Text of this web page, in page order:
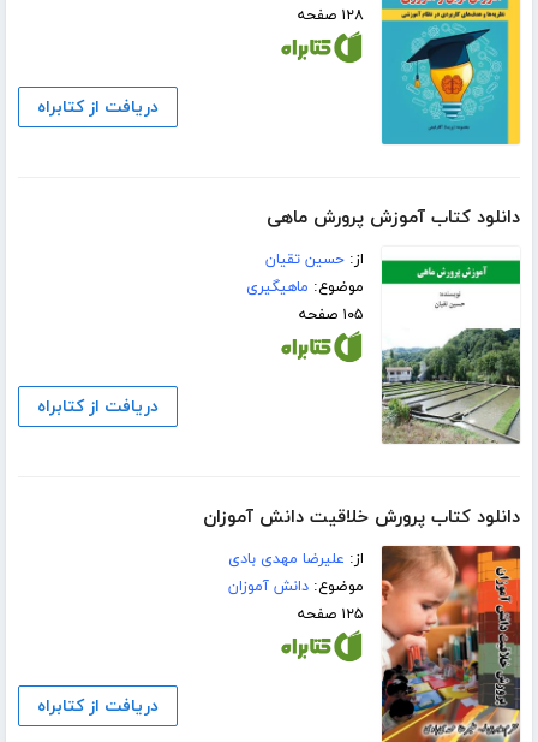
۱۲۸ صفحه
دریافت از کتابراه
دانلود کتاب آموزش پرورش ماهی
از:حسین تقیان
موضوع: ماهیگیری
۱۰۵ صفحه
دریافت از کتابراه
دانلود کتاب پرورش خلاقیت دانش آموزان
از: علیرضا مهدی بادی
موضوع:دانش آموزان
۱۲۵ صفحه
دریافت از کتابراه